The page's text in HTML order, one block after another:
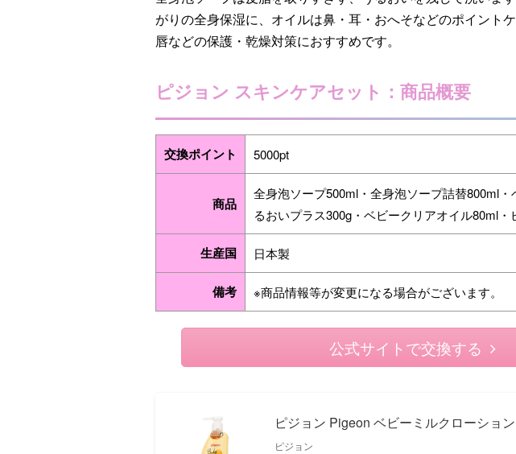
がりの全身保湿に、オイルは鼻・耳・おへそなどのポイント
唇などの保護・乾燥対策におすすめです。
ピジョン スキンケアセット：商品概要
交換ポイント 5000pt
商品
全身泡ソープ500ml・全身泡ソープ詰替800ml・
るおいプラス300g・ベビークリアオイル80ml・
生産国 日本製
備考 ※商品情報等が変更になる場合がございます。
公式サイトで交換する
ピジョン Pigeon ベビーミルクローショ
ピジョン